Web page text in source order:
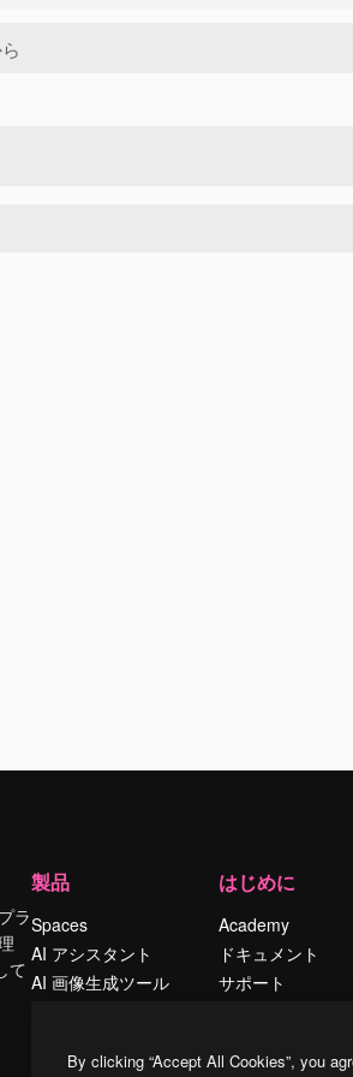
ラ
て
製品
Spaces
AI アシスタント
AI 画像生成ツール
ストックコンテン
はじめに
Academy
ドキュメント
サポート
シー
By clicking “Accept All Cookies”, you